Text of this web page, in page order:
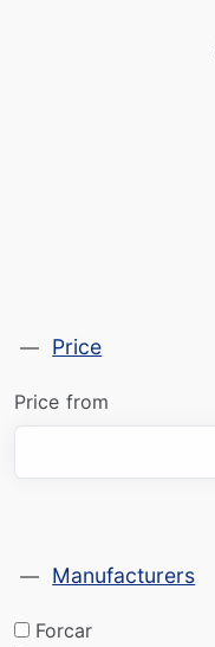
Price
Price from
Manufacturers
Forcar